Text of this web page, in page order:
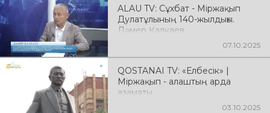
ALAU TV: Сұхбат - Міржақып
Дулатұлының 140-жылдығы.
Дәмер Қалқаев
07.10.2025
QOSTANAI TV: «Елбесік» |
Міржақып - алаштың арда
азаматы
03.10.2025